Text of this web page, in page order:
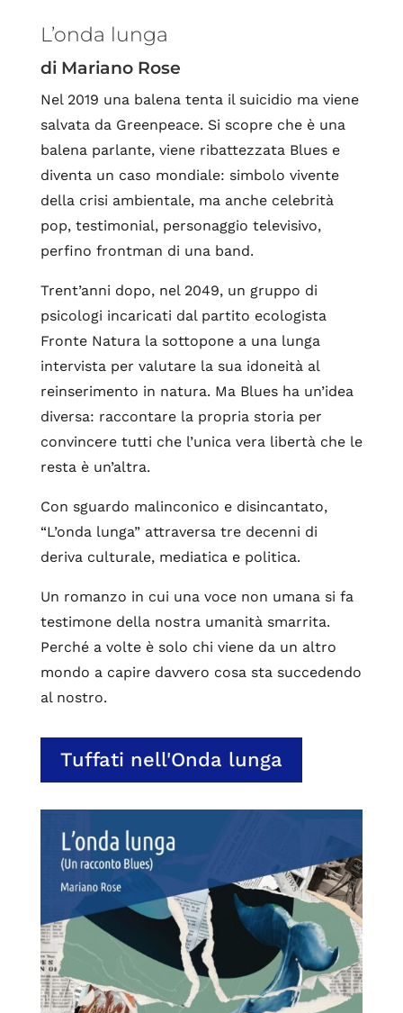
L’onda lunga
di Mariano Rose
Nel 2019 una balena tenta il suicidio ma viene
salvata da Greenpeace. Si scopre che è una
balena parlante, viene ribattezzata Blues e
diventa un caso mondiale: simbolo vivente
della crisi ambientale, ma anche celebrità
pop, testimonial, personaggio televisivo,
perfino frontman di una band.
Trent’anni dopo, nel 2049, un gruppo di
psicologi incaricati dal partito ecologista
Fronte Natura la sottopone a una lunga
intervista per valutare la sua idoneità al
reinserimento in natura. Ma Blues ha un’idea
diversa: raccontare la propria storia per
convincere tutti che l’unica vera libertà che le
resta è un’altra.
Con sguardo malinconico e disincantato,
“L’onda lunga” attraversa tre decenni di
deriva culturale, mediatica e politica.
Un romanzo in cui una voce non umana si fa
testimone della nostra umanità smarrita.
Perché a volte è solo chi viene da un altro
mondo a capire davvero cosa sta succedendo
al nostro.
Tuffati nell'Onda lunga